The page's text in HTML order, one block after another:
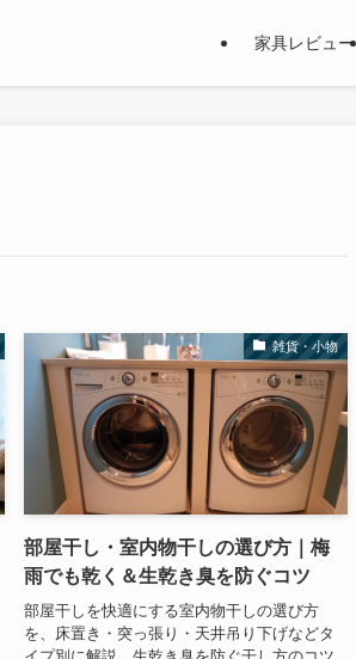
家具レビュー
雑貨・小物
部屋干し・室内物干しの選び方｜梅
雨でも乾く＆生乾き臭を防ぐコツ
部屋干しを快適にする室内物干しの選び方
を、床置き・突っ張り・天井吊り下げなどタ